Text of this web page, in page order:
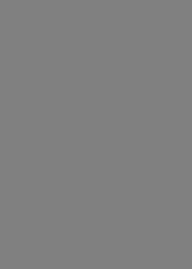
neuen Fenster
Fenster